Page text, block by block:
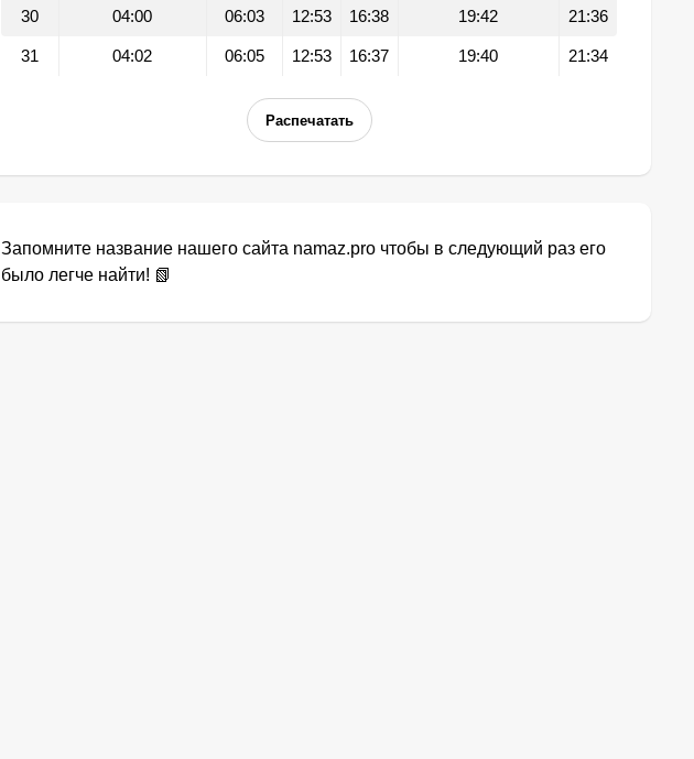
30 04:00 06:03 12:53 16:38 19:42 21:36
31 04:02 06:05 12:53 16:37 19:40 21:34
Распечатать
Запомните название нашего сайта namaz.pro чтобы в следующий раз его
было легче найти! 📗